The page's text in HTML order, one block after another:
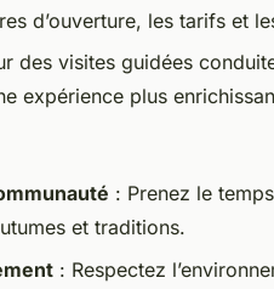
d’ouverture, les tarifs et
des visites guidées
expérience plus
: Prenez le
et traditions.
: Respectez